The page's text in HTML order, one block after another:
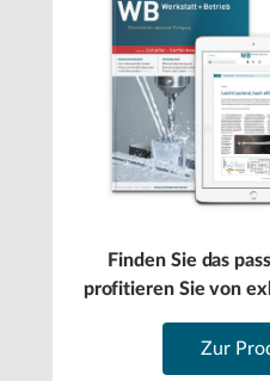
Finden Sie das
profitieren Sie von
Zur